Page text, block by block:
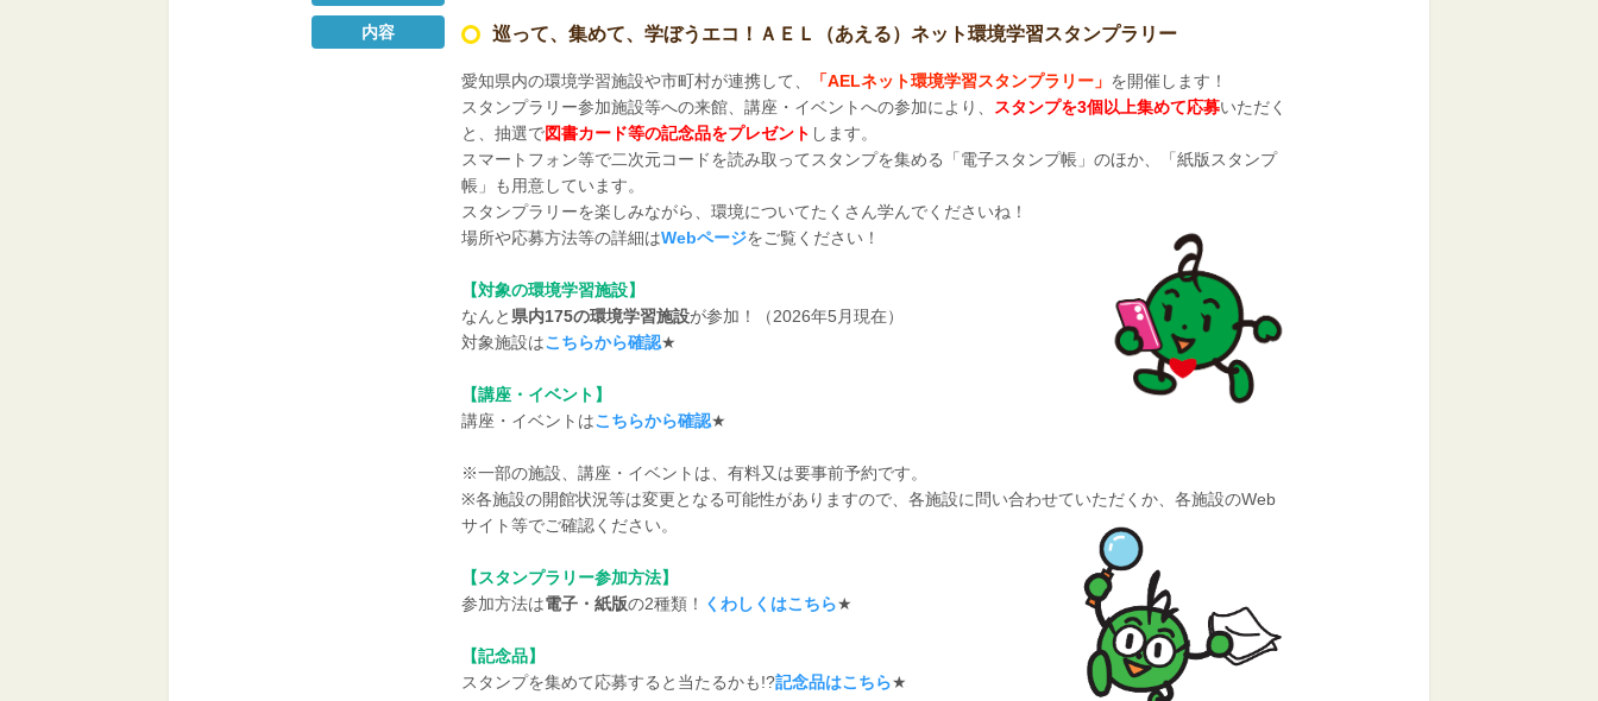
内容 巡って、集めて、学ぼうエコ！ＡＥＬ（あえる）ネット環境学習スタンプラリー
愛知県内の環境学習施設や市町村が連携して、 「AELネット環境学習スタンプラリー」 を開催します！
スタンプラリー参加施設等への来館、講座・イベントへの参加により、
スタンプを3個以上集めて応募いただく
と、抽選で図書カード等の記念品をプレゼント します。
スマートフォン等で二次元コードを読み取ってスタンプを集める「電子スタンプ帳」のほか、「紙版スタンプ
帳」も用意しています。
スタンプラリーを楽しみながら、環境についてたくさん学んでくださいね！
場所や応募方法等の詳細はWebページをご覧ください！
【対象の環境学習施設】
なんと 県内175の環境学習施設が参加！（2026年5月現在）
対象施設はこちらから確認★
【講座・イベント】
講座・イベントはこちらから確認★
※一部の施設、講座・イベントは、有料又は要事前予約です。
※各施設の開館状況等は変更となる可能性がありますので、各施設に問い合わせていただくか、各施設のWeb
サイト等でご確認ください。
【スタンプラリー参加方法】
参加方法は電子・紙版の2種類！ くわしくはこちら★
【記念品】
スタンプを集めて応募すると当たるかも!?記念品はこちら★